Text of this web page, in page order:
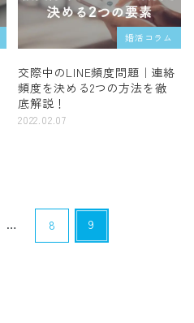
婚活コラム
交際中のLINE頻度問題｜連絡
頻度を決める2つの方法を徹
底解説！
2022.02.07
… 8 9